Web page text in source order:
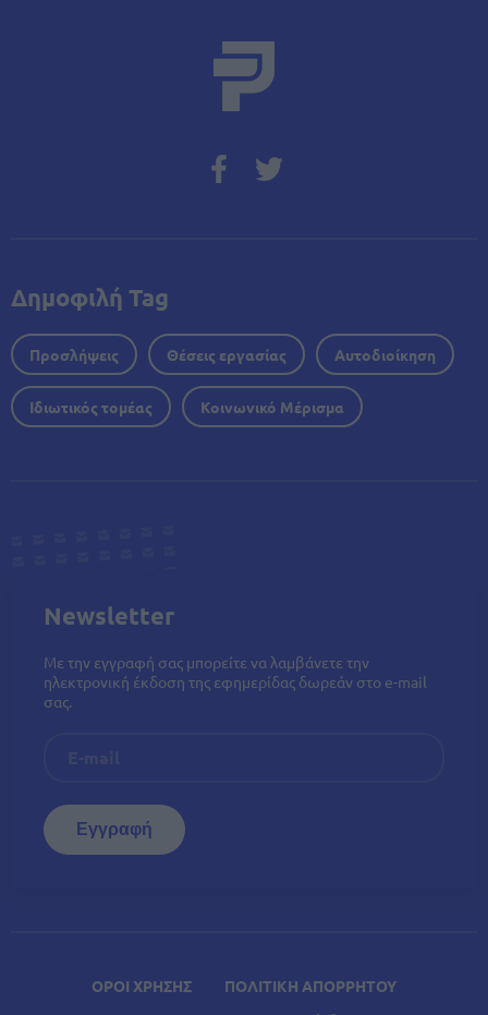
ΟΡΟΙ ΧΡΗΣΗΣ
ΠΟΛΙΤΙΚΗ ΑΠΟΡΡΗΤΟΥ
Δημοφιλή Tag
Προσλήψεις Θέσεις εργασίας Αυτοδιοίκηση
Ιδιωτικός τομέας Κοινωνικό Μέρισμα
Newsletter
Με την εγγραφή σας μπορείτε να λαμβάνετε την
ηλεκτρονική έκδοση της εφημερίδας δωρεάν στο e-mail
σας.